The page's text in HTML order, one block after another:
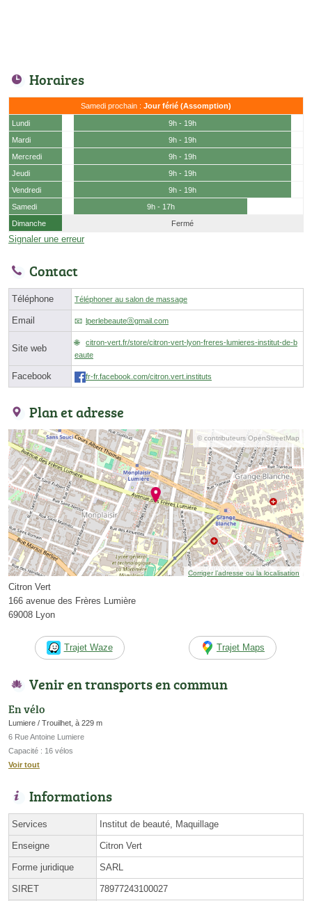
Horaires
Samedi prochain : Jour férié (Assomption)
Lundi
9h - 19h
Mardi
9h - 19h
Mercredi
9h - 19h
Jeudi
9h - 19h
Vendredi
9h - 19h
Samedi
9h - 17h
Dimanche
Fermé
Signaler une erreur
Contact
Téléphone Téléphoner au salon de massage
Email lperlebeauteⓐgmail.com
Site web
citron-vert.fr/store/citron-vert-lyon-freres-lumieres-institut-de-b
eaute
Facebook fr-fr.facebook.com/citron.vert.instituts
Plan et adresse
© contributeurs OpenStreetMap
Corriger l’adresse ou la localisation
Citron Vert
166 avenue des Frères Lumière
69008 Lyon
Trajet Waze Trajet Maps
Venir en transports en commun
En vélo
Lumiere / Trouilhet, à 229 m
6 Rue Antoine Lumiere
Capacité : 16 vélos
Voir tout
Informations
Services Institut de beauté, Maquillage
Enseigne Citron Vert
Forme juridique SARL
SIRET 78977243100027